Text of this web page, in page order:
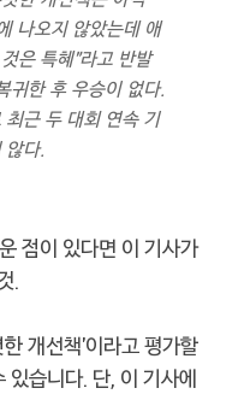
나오지 않았는데 애
은 특혜"라고 반발
귀한 후 우승이 없다.
근 두 대회 연속 기
않다.
점이 있다면 이 기사가
.
개선책'이라고 평가할
있습니다. 단, 이 기사에